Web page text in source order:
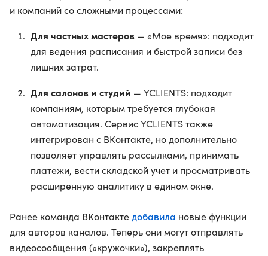
и компаний со сложными процессами:
Для частных мастеров — «Мое время»: подходит
для ведения расписания и быстрой записи без
лишних затрат.
Для салонов и студий — YCLIENTS: подходит
компаниям, которым требуется глубокая
автоматизация. Сервис YCLIENTS также
интегрирован с ВКонтакте, но дополнительно
позволяет управлять рассылками, принимать
платежи, вести складской учет и просматривать
расширенную аналитику в едином окне.
Ранее команда ВКонтактедобавила новые функции
для авторов каналов. Теперь они могут отправлять
видеосообщения («кружочки»), закреплять